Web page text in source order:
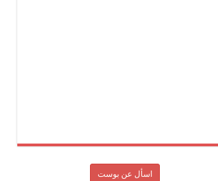
اسأل عن بوست